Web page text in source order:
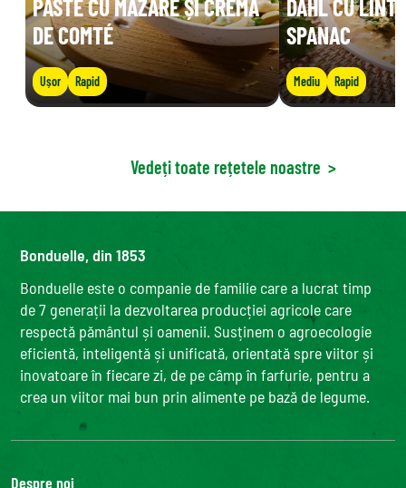
PASTE CU MAZĂRE ȘI CREMĂ
DE COMTÉ
Ușor Rapid
DAHL CU
SPANAC
Mediu Rapid
Vedeți toate rețetele noastre >
Bonduelle, din 1853
Bonduelle este o companie de familie care a lucrat timp
de 7 generații la dezvoltarea producției agricole care
respectă pământul și oamenii. Susținem o agroecologie
eficientă, inteligentă și unificată, orientată spre viitor și
inovatoare în fiecare zi, de pe câmp în farfurie, pentru a
crea un viitor mai bun prin alimente pe bază de legume.
Despre noi